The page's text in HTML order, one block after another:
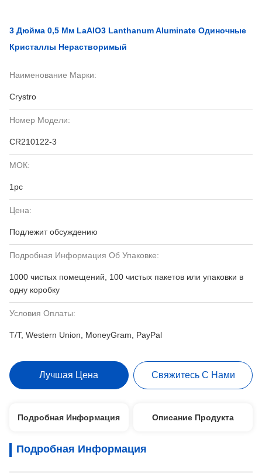
3 Дюйма 0,5 Мм LaAlO3 Lanthanum Aluminate Одиночные
Кристаллы Нерастворимый
Наименование Марки:
Crystro
Номер Модели:
CR210122-3
МОК:
1pc
Цена:
Подлежит обсуждению
Подробная Информация Об Упаковке:
1000 чистых помещений, 100 чистых пакетов или упаковки в
одну коробку
Условия Оплаты:
T/T, Western Union, MoneyGram, PayPal
Лучшая Цена Свяжитесь С Нами
Подробная Информация Описание Продукта
Подробная Информация